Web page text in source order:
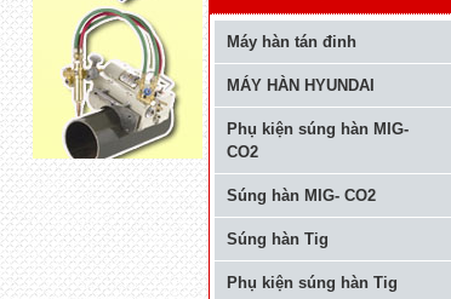
Máy hàn tán đinh
MÁY HÀN HYUNDAI
Phụ kiện súng hàn MIG-
CO2
Súng hàn MIG- CO2
Súng hàn Tig
Phụ kiện súng hàn Tig